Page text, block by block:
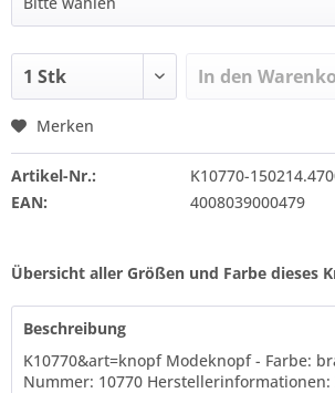
In den
Merken
Artikel-Nr.:
K10770-
EAN:
4008039000479
Übersicht aller Größen und Farbe dieses
Beschreibung
K10770&art=knopf Modeknopf - Farbe:
Nummer: 10770 Herstellerinformationen: